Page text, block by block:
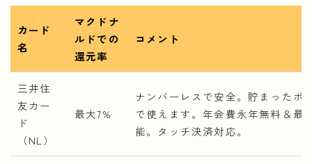
カード
名
マクドナ
ルドでの
還元率
コメント
三井住
友カー
ド
（NL）
最大7%
ナンバーレスで安全。貯まったポ
で使えます。年会費永年無料＆最
能。タッチ決済対応。